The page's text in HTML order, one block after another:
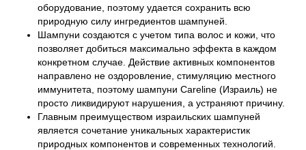
оборудование, поэтому удается сохранить всю
природную силу ингредиентов шампуней.
Шампуни создаются с учетом типа волос и кожи, что
позволяет добиться максимально эффекта в каждом
конкретном случае. Действие активных компонентов
направлено не оздоровление, стимуляцию местного
иммунитета, поэтому шампуни Careline (Израиль) не
просто ликвидируют нарушения, а устраняют причину.
Главным преимуществом израильских шампуней
является сочетание уникальных характеристик
природных компонентов и современных технологий.